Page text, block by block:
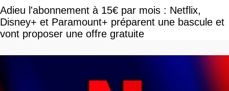
Adieu l'abonnement à 15€ par mois : Netflix,
Disney+ et Paramount+ préparent une bascule et
vont proposer une offre gratuite